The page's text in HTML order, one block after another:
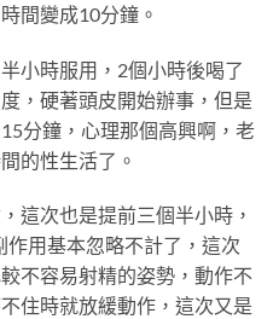
間變成10分鐘。
小時服用，2個小時後喝了
，硬著頭皮開始辦事，但是
分鐘，心理那個高興啊，老
的性生活了。
這次也是提前三個半小時，
作用基本忽略不計了，這次
不容易射精的姿勢，動作不
住時就放緩動作，這次又是